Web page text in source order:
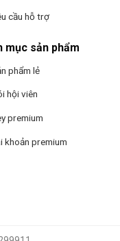
cầu hỗ trợ
mục sản phẩm
phẩm lẻ
hội viên
premium
khoản premium